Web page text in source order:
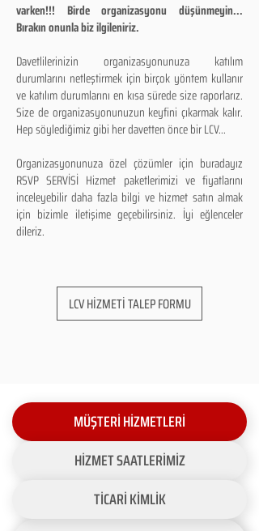
varken!!! Birde organizasyonu düşünmeyin...
Bırakın onunla biz ilgileniriz.
Davetlilerinizin organizasyonunuza katılım
durumlarını netleştirmek için birçok yöntem kullanır
ve katılım durumlarını en kısa sürede size raporlarız.
Size de organizasyonunuzun keyfini çıkarmak kalır.
Hep söylediğimiz gibi her davetten önce bir LCV...
Organizasyonunuza özel çözümler için buradayız
RSVP SERVİSİ Hizmet paketlerimizi ve fiyatlarını
inceleyebilir daha fazla bilgi ve hizmet satın almak
için bizimle iletişime geçebilirsiniz. İyi eğlenceler
dileriz.
LCV HİZMETİ TALEP FORMU
MÜŞTERİ HİZMETLERİ
HİZMET SAATLERİMİZ
TİCARİ KİMLİK